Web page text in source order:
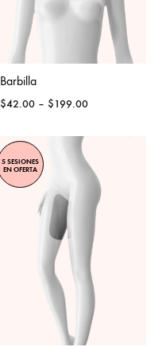
Barbilla
$42.00 – $199.00Price
$199.00
5 SESIONES
EN OFERTA